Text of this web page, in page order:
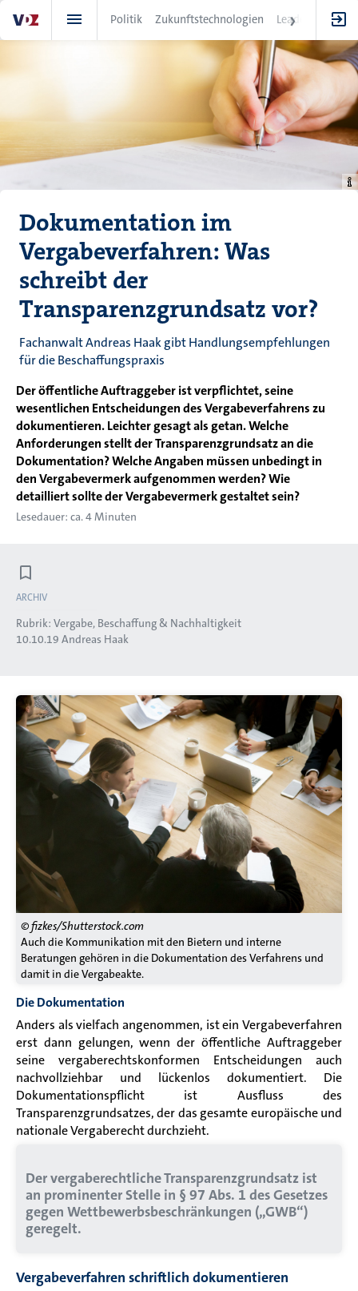
zum
Inhalt
Politik Zukunftstechnologien Leadership
Dokumentation im
Vergabeverfahren: Was
schreibt der
Transparenzgrundsatz vor?
Fachanwalt Andreas Haak gibt Handlungsempfehlungen
für die Beschaffungspraxis
Der öffentliche Auftraggeber ist verpflichtet, seine
wesentlichen Entscheidungen des Vergabeverfahrens zu
dokumentieren. Leichter gesagt als getan. Welche
Anforderungen stellt der Transparenzgrundsatz an die
Dokumentation? Welche Angaben müssen unbedingt in
den Vergabevermerk aufgenommen werden? Wie
detailliert sollte der Vergabevermerk gestaltet sein?
Lesedauer: ca. 4 Minuten
ARCHIV
Rubrik: Vergabe, Beschaffung & Nachhaltigkeit
10.10.19 Andreas Haak
© fizkes/Shutterstock.com
Auch die Kommunikation mit den Bietern und interne
Beratungen gehören in die Dokumentation des Verfahrens und
damit in die Vergabeakte.
Die Dokumentation
Anders als vielfach angenommen, ist ein Vergabeverfahren
erst dann gelungen, wenn der öffentliche Auftraggeber
seine vergaberechtskonformen Entscheidungen auch
nachvollziehbar und lückenlos dokumentiert. Die
Dokumentationspflicht ist Ausfluss des
Transparenzgrundsatzes, der das gesamte europäische und
nationale Vergaberecht durchzieht.
Der vergaberechtliche Transparenzgrundsatz ist
an prominenter Stelle in § 97 Abs. 1 des Gesetzes
gegen Wettbewerbsbeschränkungen („GWB“)
geregelt.
Vergabeverfahren schriftlich dokumentieren